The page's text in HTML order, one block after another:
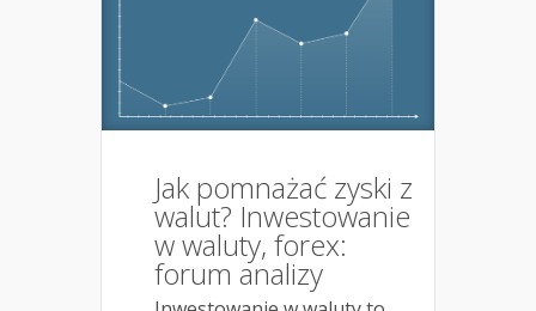
Jak pomnażać zyski z
walut? Inwestowanie
w waluty, forex:
forum analizy